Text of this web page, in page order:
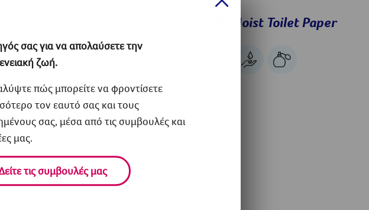
Toilet
Zewa Almond Milk Moist Toilet Paper
σας για να απολαύσετε την
ζωή.
πώς μπορείτε να φροντίσετε
τον εαυτό σας και τους
σας, μέσα από τις συμβουλές και
μας.
τις συμβουλές μας